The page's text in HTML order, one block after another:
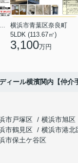
横浜市青葉区奈良町
5LDK (113.67㎡)
3,100万円
ィール横濱関内【仲介
市戸塚区 横浜市旭区
市鶴見区 横浜市港北
市保土ケ谷区